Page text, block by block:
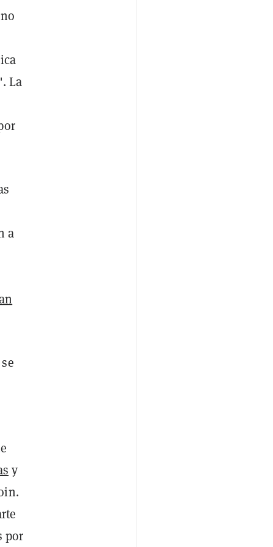
La
a
y
por